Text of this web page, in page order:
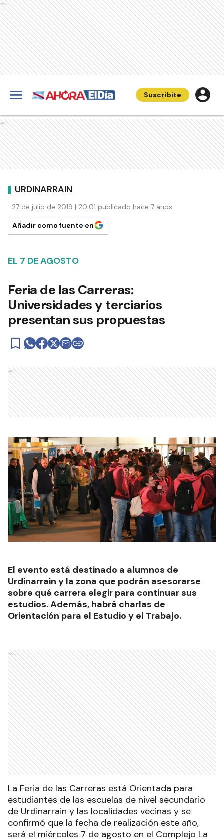
Ads
Suscribite
Ads
URDINARRAIN
27 de julio de 2019 | 20:01 publicado hace 7 años
Añadir como fuente en
EL 7 DE AGOSTO
Feria de las Carreras:
Universidades y terciarios
presentan sus propuestas
Ads
El evento está destinado a alumnos de
Urdinarrain y la zona que podrán asesorarse
sobre qué carrera elegir para continuar sus
estudios. Además, habrá charlas de
Orientación para el Estudio y el Trabajo.
Ads
La Feria de las Carreras está Orientada para
estudiantes de las escuelas de nivel secundario
de Urdinarrain y las localidades vecinas y se
confirmó que la fecha de realización este año,
será el miércoles 7 de agosto en el Complejo La